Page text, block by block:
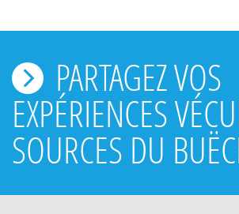
PARTAGEZ VOS
EXPÉRIENCES
SOURCES DU